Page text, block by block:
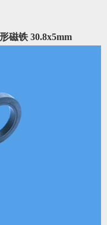
磁铁 30.8x5mm